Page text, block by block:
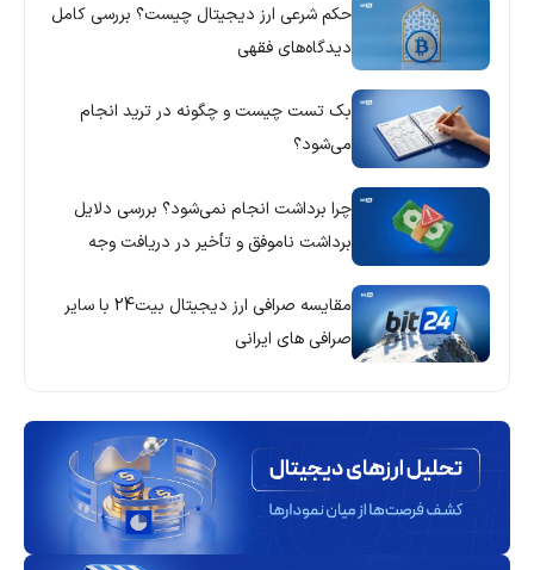
حکم شرعی ارز دیجیتال چیست؟ بررسی کامل
دیدگاه‌های فقهی
بک تست چیست و چگونه در ترید انجام
می‌شود؟
چرا برداشت انجام نمی‌شود؟ بررسی دلایل
برداشت ناموفق و تأخیر در دریافت وجه
مقایسه صرافی ارز دیجیتال بیت24 با سایر
صرافی های ایرانی